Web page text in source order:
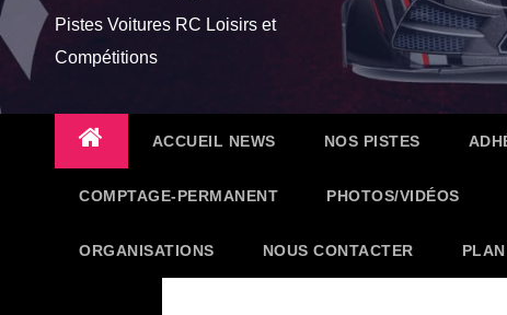
Pistes Voitures RC Loisirs et
Compétitions
ACCUEIL NEWS NOS PISTES
COMPTAGE-PERMANENT PHOTOS/VIDÉOS
ORGANISATIONS NOUS CONTACTER